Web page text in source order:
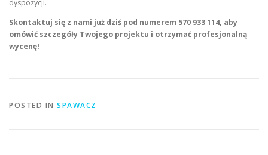
dyspozycji.
Skontaktuj się z nami już dziś pod numerem 570 933 114, aby
omówić szczegóły Twojego projektu i otrzymać profesjonalną
wycenę!
POSTED IN SPAWACZ